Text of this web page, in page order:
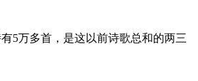
5万多首，是这以前诗歌总和的两三